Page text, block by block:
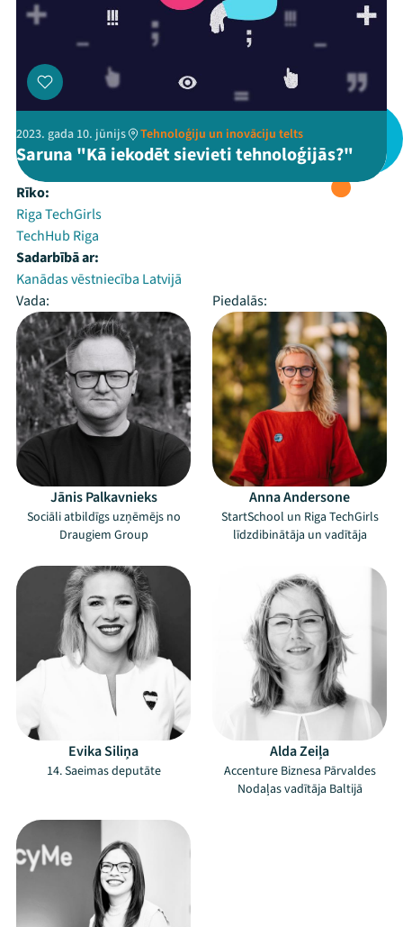
2023. gada 10. jūnijs Tehnoloģiju un inovāciju telts
Saruna "Kā iekodēt sievieti tehnoloģijās?"
Rīko:
Riga TechGirls
TechHub Riga
Sadarbībā ar:
Kanādas vēstniecība Latvijā
Vada:
Piedalās:
Jānis Palkavnieks
Sociāli atbildīgs uzņēmējs no
Draugiem Group
Anna Andersone
StartSchool un Riga TechGirls
līdzdibinātāja un vadītāja
Evika Siliņa
14. Saeimas deputāte
Alda Zeiļa
Accenture Biznesa Pārvaldes
Nodaļas vadītāja Baltijā